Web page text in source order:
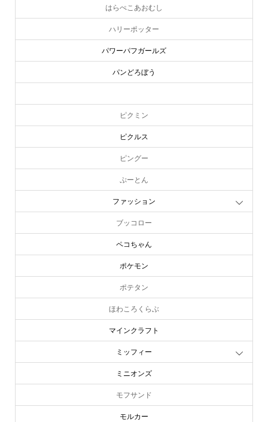
はらぺこあおむし
ハリーポッター
パワーパフガールズ
パンどろぼう
ピクミン
ピクルス
ピングー
ぷーとん
ファッション
ブッコロー
ペコちゃん
ポケモン
ポテタン
ほわころくらぶ
マインクラフト
ミッフィー
ミニオンズ
モフサンド
モルカー